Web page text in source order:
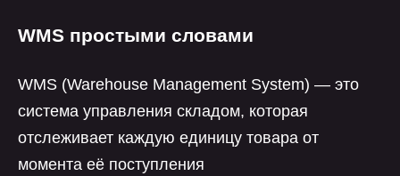
WMS простыми словами
WMS (Warehouse Management System) — это
система управления складом, которая
отслеживает каждую единицу товара от
момента её поступления